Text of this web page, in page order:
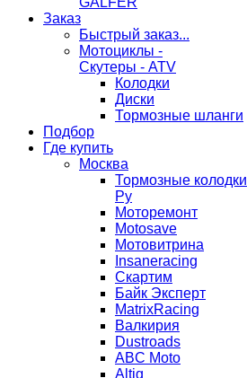
Заказ
Быстрый заказ...
Мотоциклы -
Скутеры - ATV
Колодки
Диски
Тормозные шланги
Подбор
Где купить
Москва
Тормозные колодки
Ру
Моторемонт
Motosave
Мотовитрина
Insaneracing
Скартим
Байк Эксперт
MatrixRacing
Валкирия
Dustroads
ABC Moto
Altig